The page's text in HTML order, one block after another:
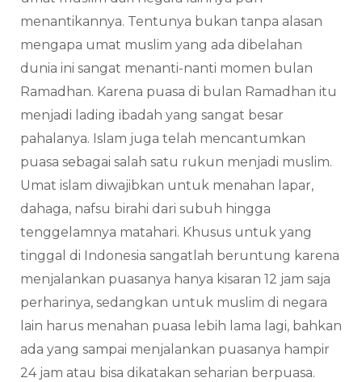
menantikannya. Tentunya bukan tanpa alasan
mengapa umat muslim yang ada dibelahan
dunia ini sangat menanti-nanti momen bulan
Ramadhan. Karena puasa di bulan Ramadhan itu
menjadi lading ibadah yang sangat besar
pahalanya. Islam juga telah mencantumkan
puasa sebagai salah satu rukun menjadi muslim.
Umat islam diwajibkan untuk menahan lapar,
dahaga, nafsu birahi dari subuh hingga
tenggelamnya matahari. Khusus untuk yang
tinggal di Indonesia sangatlah beruntung karena
menjalankan puasanya hanya kisaran 12 jam saja
perharinya, sedangkan untuk muslim di negara
lain harus menahan puasa lebih lama lagi, bahkan
ada yang sampai menjalankan puasanya hampir
24 jam atau bisa dikatakan seharian berpuasa.